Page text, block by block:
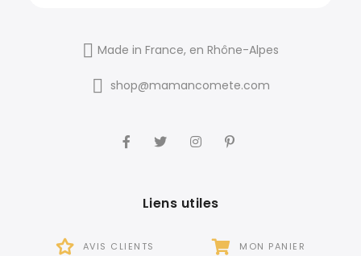
Made in France, en Rhône-Alpes
shop@mamancomete.com
Liens utiles
AVIS CLIENTS MON PANIER